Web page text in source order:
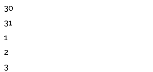
30
31
1
2
3